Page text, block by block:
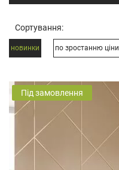
Сортування:
новинки по зростанню ціни
Під замовлення